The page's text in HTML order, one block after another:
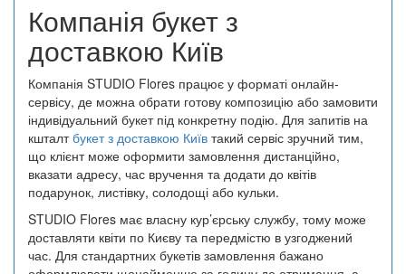
Компанія букет з
доставкою Київ
Компанія STUDIO Flores працює у форматі онлайн-
сервісу, де можна обрати готову композицію або замовити
індивідуальний букет під конкретну подію. Для запитів на
кшталтбукет з доставкою Київ такий сервіс зручний тим,
що клієнт може оформити замовлення дистанційно,
вказати адресу, час вручення та додати до квітів
подарунок, листівку, солодощі або кульки.
STUDIO Flores має власну кур’єрську службу, тому може
доставляти квіти по Києву та передмістю в узгоджений
час. Для стандартних букетів замовлення бажано